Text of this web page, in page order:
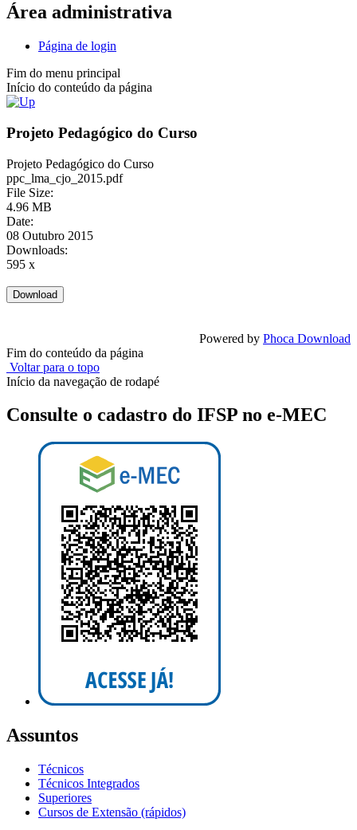
Área administrativa
Página de login
Fim do menu principal
Início do conteúdo da página
Projeto Pedagógico do Curso
Projeto Pedagógico do Curso
ppc_lma_cjo_2015.pdf
File Size:
4.96 MB
Date:
08 Outubro 2015
Downloads:
595 x
Powered by Phoca Download
Fim do conteúdo da página
Voltar para o topo
Início da navegação de rodapé
Consulte o cadastro do IFSP no e-MEC
Assuntos
Técnicos
Técnicos Integrados
Superiores
Cursos de Extensão (rápidos)